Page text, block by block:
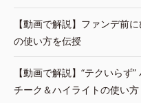
【動画で解説】ファンデ前
の使い方を伝授
【動画で解説】“テクいらず
チーク＆ハイライトの使い方